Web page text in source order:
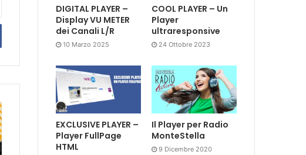
DIGITAL PLAYER –
Display VU METER
dei Canali L/R
10 Marzo 2025
COOL PLAYER – Un
Player
ultraresponsive
24 Ottobre 2023
EXCLUSIVE PLAYER –
Player FullPage
HTML
Il Player per Radio
MonteStella
9 Dicembre 2020